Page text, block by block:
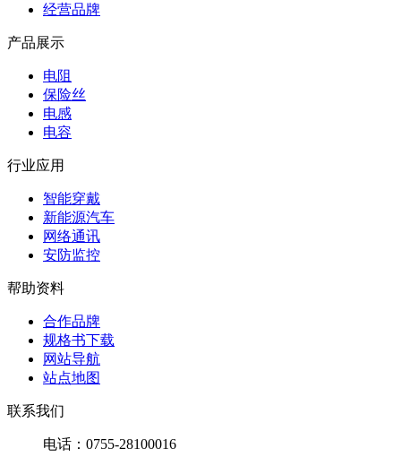
经营品牌
产品展示
电阻
保险丝
电感
电容
行业应用
智能穿戴
新能源汽车
网络通讯
安防监控
帮助资料
合作品牌
规格书下载
网站导航
站点地图
联系我们
电话：0755-28100016